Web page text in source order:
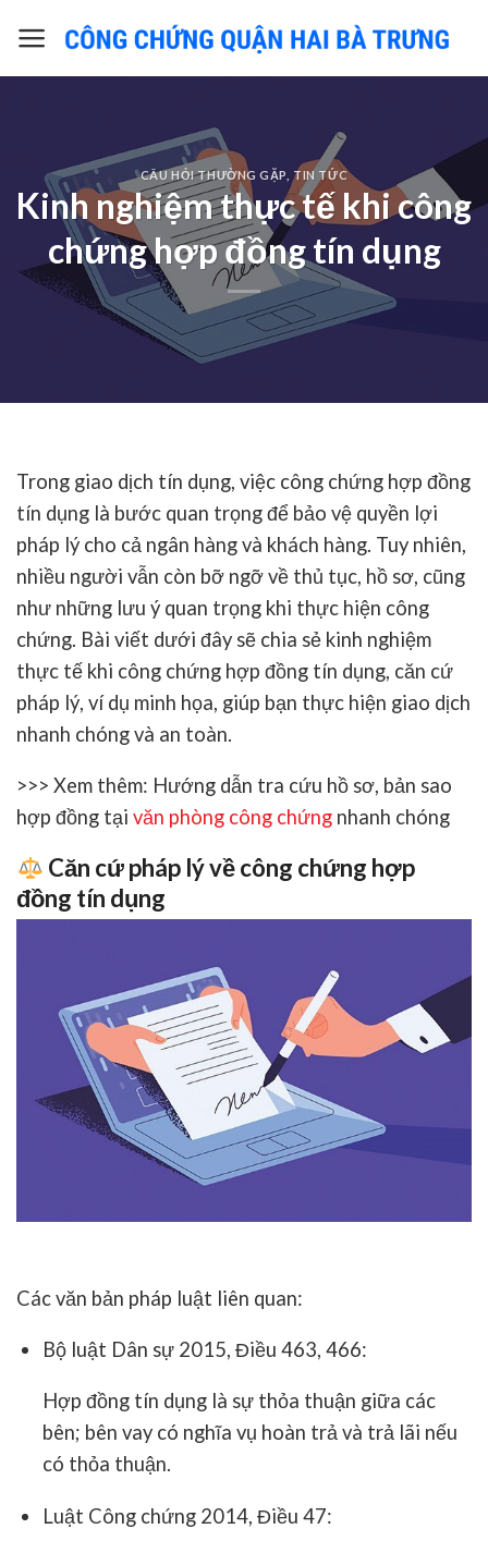
CÂU HỎI THƯỜNG GẶP ,TIN TỨC
Kinh nghiệm thực tế khi công
chứng hợp đồng tín dụng
Trong giao dịch tín dụng, việc công chứng hợp đồng
tín dụng là bước quan trọng để bảo vệ quyền lợi
pháp lý cho cả ngân hàng và khách hàng. Tuy nhiên,
nhiều người vẫn còn bỡ ngỡ về thủ tục, hồ sơ, cũng
như những lưu ý quan trọng khi thực hiện công
chứng. Bài viết dưới đây sẽ chia sẻ kinh nghiệm
thực tế khi công chứng hợp đồng tín dụng, căn cứ
pháp lý, ví dụ minh họa, giúp bạn thực hiện giao dịch
nhanh chóng và an toàn.
>>> Xem thêm: Hướng dẫn tra cứu hồ sơ, bản sao
hợp đồng tại văn phòng công chứng nhanh chóng
Căn cứ pháp lý về công chứng hợp
đồng tín dụng
Các văn bản pháp luật liên quan:
Bộ luật Dân sự 2015, Điều 463, 466:
Hợp đồng tín dụng là sự thỏa thuận giữa các
bên; bên vay có nghĩa vụ hoàn trả và trả lãi nếu
có thỏa thuận.
Luật Công chứng 2014, Điều 47: